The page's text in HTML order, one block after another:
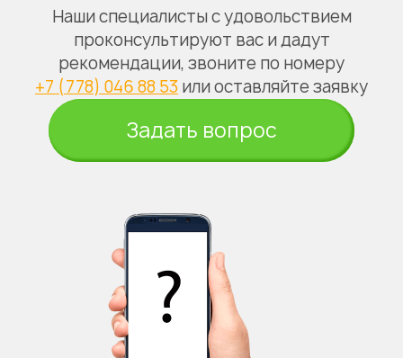
Наши специалисты с удовольствием
проконсультируют вас и дадут
рекомендации, звоните по номеру
+7 (778) 046 88 53 или оставляйте заявку
Задать вопрос